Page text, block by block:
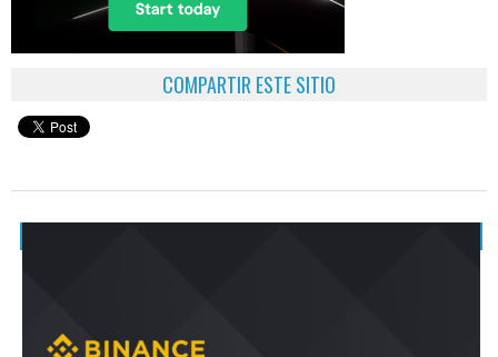
COMPARTIR ESTE SITIO